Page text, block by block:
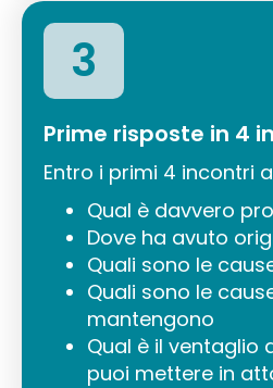
3
Prime risposte in 4
Entro i primi 4 incontri
Qual è davvero
Dove ha avuto
Quali sono le
Quali sono le
mantengono
Qual è il ventaglio
puoi mettere in